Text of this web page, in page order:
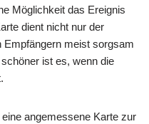
Möglichkeit das Ereignis
dient nicht nur der
Empfängern meist sorgsam
ist es, wenn die
angemessene Karte zur